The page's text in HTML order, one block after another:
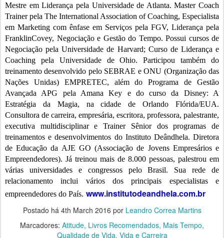
Mestre em Liderança pela Universidade de Atlanta. Master Coach
Trainer pela The International Association of Coaching, Especialista
em Marketing com ênfase em Serviços pela FGV, Liderança pela
FranklinCovey, Negociação e Gestão do Tempo. Possui cursos de
Negociação pela Universidade de Harvard; Curso de Liderança e
Coaching pela Universidade de Ohio. Participou também do
treinamento desenvolvido pelo SEBRAE e ONU (Organização das
Nações Unidas) EMPRETEC, além do Programa de Gestão
Avançada APG pela Amana Key e do curso da Disney: A
Estratégia da Magia, na cidade de Orlando Flórida/EUA.
Consultora de carreira, empresária, escritora, professora, palestrante,
executiva multidisciplinar e Trainer Sênior dos programas de
treinamentos e desenvolvimentos do Instituto Deândhela. Diretora
de Educação da AJE GO (Associação de Jovens Empresários e
Empreendedores). Já treinou mais de 8.000 pessoas, palestrou em
várias universidades e congressos pelo Brasil. Sua rede de
relacionamento inclui vários dos principais especialistas e
empreendedores do País. www.institutodeandhela.com.br
Postado há 4th March 2016 por Leandro Correa Martins
Marcadores: Atitude Livros Recomendados Mais Tempo
Qualidade de Vida Vida e Carreira